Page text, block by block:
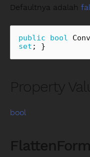
Defaultnya adalah
public bool
set ; }
Property
bool